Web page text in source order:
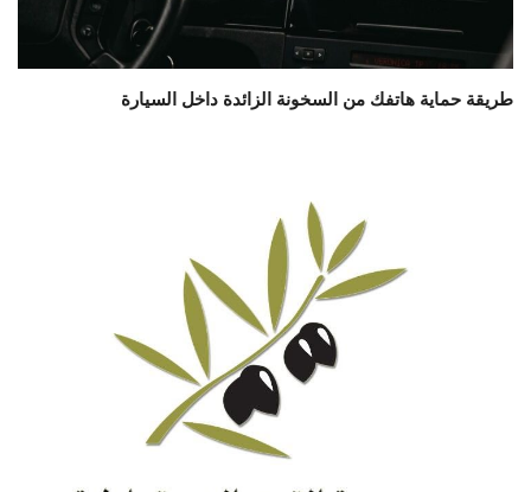
طريقة حماية هاتفك من السخونة الزائدة داخل السيارة